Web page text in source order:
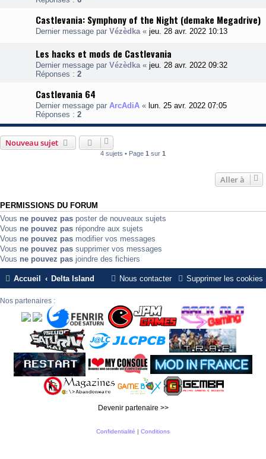
Castlevania: Symphony of the Night (demake Megadrive)
Dernier message par Vézèdka« jeu. 28 avr. 2022 10:13
Les hacks et mods de Castlevania
Dernier message par Vézèdka« jeu. 28 avr. 2022 09:32
Réponses : 2
Castlevania 64
Dernier message par ArcAdiA « lun. 25 avr. 2022 07:05
Réponses : 2
Nouveau sujet
4 sujets • Page 1 sur 1
Aller à
PERMISSIONS DU FORUM
Vous ne pouvez pas poster de nouveaux sujets
Vous ne pouvez pas répondre aux sujets
Vous ne pouvez pas modifier vos messages
Vous ne pouvez pas supprimer vos messages
Vous ne pouvez pas joindre des fichiers
Accueil Delta Island Supprimer les cookies
Nous contacter
Nos partenaires :
Devenir partenaire >>
Confidentialité | Conditions